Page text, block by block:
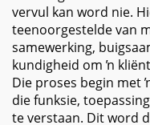
vervul kan word nie.
teenoorgestelde van
samewerking,
kundigheid om ŉ
Die proses begin met
die funksie,
te verstaan. Dit word